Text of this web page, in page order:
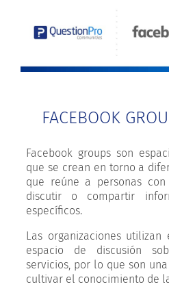
FACEBOOK
Facebook groups son
que se crean en torno a
que reúne a personas
discutir o compartir
específicos.
Las organizaciones utilizan
espacio de discusión
servicios, por lo que son
cultivar el conocimiento de